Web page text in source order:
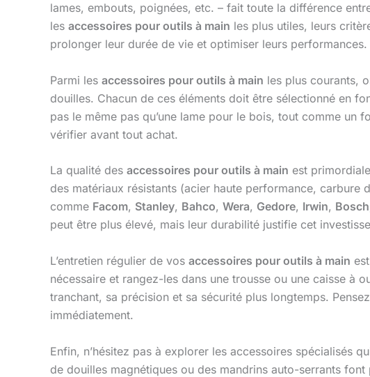
lames, embouts, poignées, etc. – fait toute la différence
les accessoires pour outils à main les plus utiles, leurs
prolonger leur durée de vie et optimiser leurs performances.
Parmi les accessoires pour outils à main les plus courants,
douilles. Chacun de ces éléments doit être sélectionné en
pas le même pas qu’une lame pour le bois, tout comme
vérifier avant tout achat.
La qualité des accessoires pour outils à main est
des matériaux résistants (acier haute performance,
comme Facom, Stanley, Bahco, Wera, Gedore, Irwin, Bosch
peut être plus élevé, mais leur durabilité justifie cet
L’entretien régulier de vos accessoires pour outils à main
nécessaire et rangez-les dans une trousse ou une caisse à
tranchant, sa précision et sa sécurité plus longtemps.
immédiatement.
Enfin, n’hésitez pas à explorer les accessoires spécialisés
de douilles magnétiques ou des mandrins auto-serrants